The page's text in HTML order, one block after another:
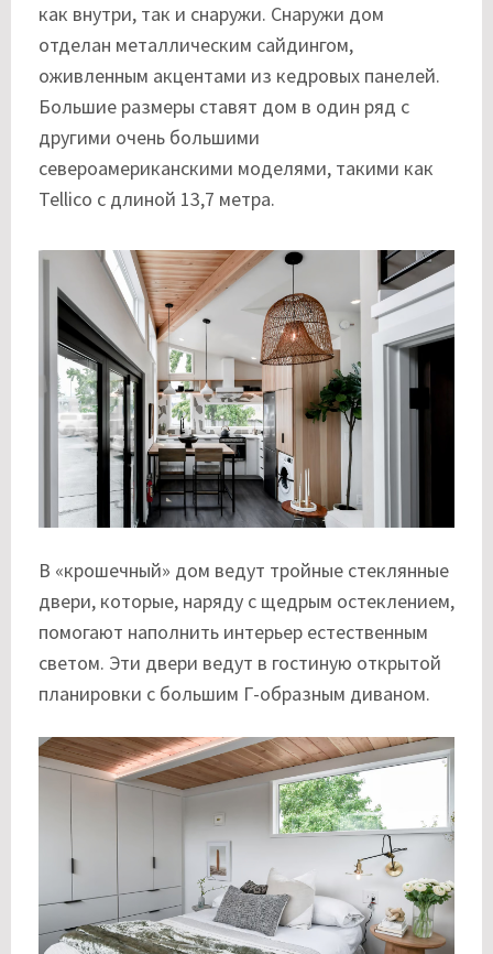
как внутри, так и снаружи. Снаружи дом
отделан металлическим сайдингом,
оживленным акцентами из кедровых панелей.
Большие размеры ставят дом в один ряд с
другими очень большими
североамериканскими моделями, такими как
Tellico с длиной 13,7 метра.
В «крошечный» дом ведут тройные стеклянные
двери, которые, наряду с щедрым остеклением,
помогают наполнить интерьер естественным
светом. Эти двери ведут в гостиную открытой
планировки с большим Г-образным диваном.